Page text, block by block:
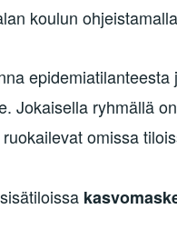
koulun
Jokaisella ryhmällä
omissa